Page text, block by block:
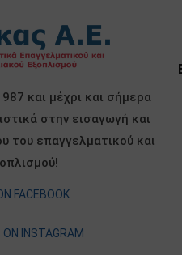
και μέχρι και σήμερα
στην εισαγωγή και
του επαγγελματικού και
FACEBOOK
ON INSTAGRAM